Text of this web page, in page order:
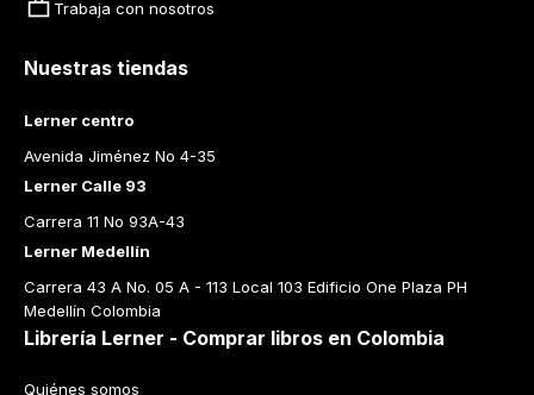
Trabaja con nosotros
Nuestras tiendas
Lerner centro
Avenida Jiménez No 4-35
Lerner Calle 93
Carrera 11 No 93A-43
Lerner Medellín
Carrera 43 A No. 05 A - 113 Local 103 Edificio One Plaza PH
Medellín Colombia
Librería Lerner - Comprar libros en Colombia
Quiénes somos